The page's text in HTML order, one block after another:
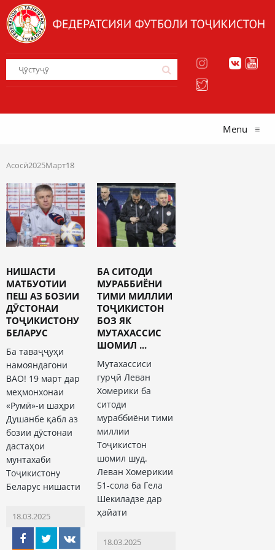
Menu ≡
Асосӣ2025Март18
НИШАСТИ
МАТБУОТИИ
ПЕШ АЗ БОЗИИ
ДӮСТОНАИ
ТОҶИКИСТОНУ
БЕЛАРУС
Ба таваҷҷуҳи
намояндагони
ВАО! 19 март дар
меҳмонхонаи
«Румӣ»-и шаҳри
Душанбе қабл аз
бозии дӯстонаи
дастаҳои
мунтахаби
Тоҷикистону
Беларус нишасти
18.03.2025
БА СИТОДИ
МУРАББИЁНИ
ТИМИ МИЛЛИИ
ТОҶИКИСТОН
БОЗ ЯК
МУТАХАССИС
ШОМИЛ ...
Мутахассиси
гурҷӣ Леван
Хомерики ба
ситоди
мураббиёни тими
миллии
Тоҷикистон
шомил шуд.
Леван Хомерикии
51-сола ба Гела
Шекиладзе дар
ҳайати
18.03.2025